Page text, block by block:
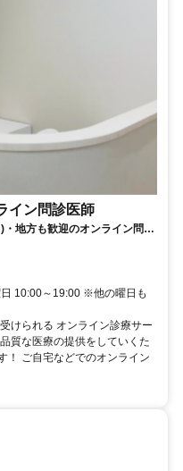
イン問診医師
地方も歓迎のオンライン問診
10:00～19:00 ※他の曜日も
けられる オンライン診療サー
質な医療の提供をしていくた
！ ご自宅などでのオンライン